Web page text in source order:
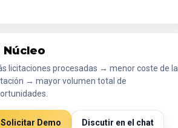
Núcleo
licitaciones procesadas → menor coste de la
→ mayor volumen total de
Solicitar Demo Discutir en el chat